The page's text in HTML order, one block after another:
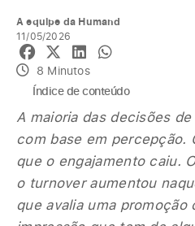
A equipe da Humand
11/05/2026
8 Minutos
Índice de conteúdo
A maioria das decisões
com base em percepção.
que o engajamento caiu.
o turnover aumentou
que avalia uma promoção